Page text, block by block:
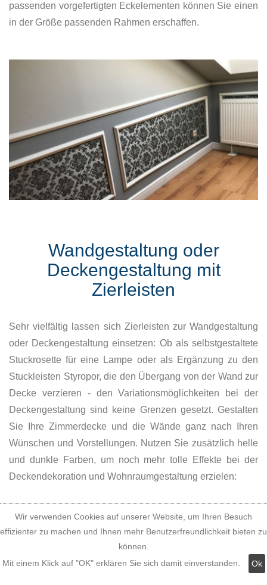
passenden vorgefertigten Eckelementen können Sie einen
in der Größe passenden Rahmen erschaffen.
Wandgestaltung oder
Deckengestaltung mit
Zierleisten
Sehr vielfältig lassen sich Zierleisten zur Wandgestaltung
oder Deckengestaltung einsetzen: Ob als selbstgestaltete
Stuckrosette für eine Lampe oder als Ergänzung zu den
Stuckleisten Styropor, die den Übergang von der Wand zur
Decke verzieren - den Variationsmöglichkeiten bei der
Deckengestaltung sind keine Grenzen gesetzt. Gestalten
Sie Ihre Zimmerdecke und die Wände ganz nach Ihren
Wünschen und Vorstellungen. Nutzen Sie zusätzlich helle
und dunkle Farben, um noch mehr tolle Effekte bei der
Deckendekoration und Wohnraumgestaltung erzielen:
Wir verwenden Cookies auf unserer Website, um Ihren Besuch
effizienter zu machen und Ihnen mehr Benutzerfreundlichkeit bieten zu
können.
Mit einem Klick auf "OK" erklären Sie sich damit einverstanden.
Ok